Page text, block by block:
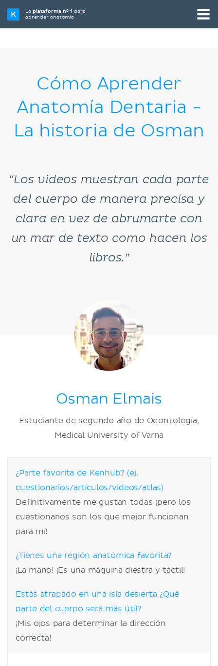
Laplataforma nº 1 para
aprender anatomía
Cómo Aprender
Anatomía Dentaria -
La historia de Osman
“Los videos muestran cada parte
del cuerpo de manera precisa y
clara en vez de abrumarte con
un mar de texto como hacen los
libros.”
Osman Elmais
Estudiante de segundo año de Odontología,
Medical University of Varna
¿Parte favorita de Kenhub? (ej.
cuestionarios/artículos/videos/atlas)
Definitivamente me gustan todas ¡pero los
cuestionarios son los que mejor funcionan
para mí!
¿Tienes una región anatómica favorita?
¡La mano! ¡Es una máquina diestra y táctil!
Estás atrapado en una isla desierta ¿Qué
parte del cuerpo será más útil?
¡Mis ojos para determinar la dirección
correcta!